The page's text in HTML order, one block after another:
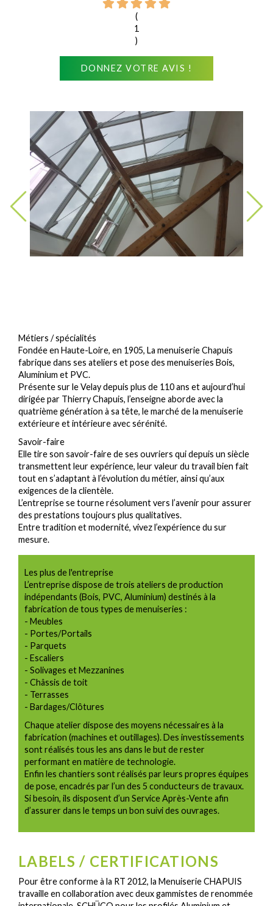
(
1
)
DONNEZ VOTRE AVIS !
Métiers / spécialités
Fondée en Haute-Loire, en 1905, La menuiserie Chapuis
fabrique dans ses ateliers et pose des menuiseries Bois,
Aluminium et PVC.
Présente sur le Velay depuis plus de 110 ans et aujourd’hui
dirigée par Thierry Chapuis, l’enseigne aborde avec la
quatrième génération à sa tête, le marché de la menuiserie
extérieure et intérieure avec sérénité.
Savoir-faire
Elle tire son savoir-faire de ses ouvriers qui depuis un siècle
transmettent leur expérience, leur valeur du travail bien fait
tout en s’adaptant à l’évolution du métier, ainsi qu’aux
exigences de la clientèle.
L’entreprise se tourne résolument vers l’avenir pour assurer
des prestations toujours plus qualitatives.
Entre tradition et modernité, vivez l’expérience du sur
mesure.
Les plus de l'entreprise
L’entreprise dispose de trois ateliers de production
indépendants (Bois, PVC, Aluminium) destinés à la
fabrication de tous types de menuiseries :
- Meubles
- Portes/Portails
- Parquets
- Escaliers
- Solivages et Mezzanines
- Châssis de toit
- Terrasses
- Bardages/Clôtures
Chaque atelier dispose des moyens nécessaires à la
fabrication (machines et outillages). Des investissements
sont réalisés tous les ans dans le but de rester
performant en matière de technologie.
Enfin les chantiers sont réalisés par leurs propres équipes
de pose, encadrés par l’un des 5 conducteurs de travaux.
Si besoin, ils disposent d’un Service Après-Vente afin
d’assurer dans le temps un bon suivi des ouvrages.
LABELS / CERTIFICATIONS
Pour être conforme à la RT 2012, la Menuiserie CHAPUIS
travaille en collaboration avec deux gammistes de renommée